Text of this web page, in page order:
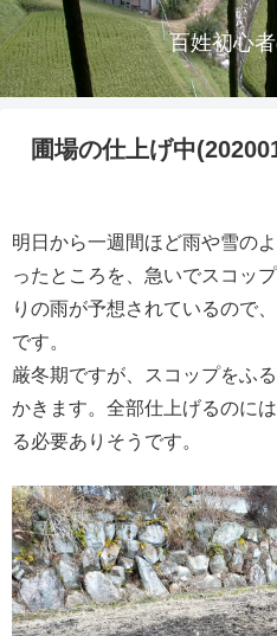
百姓初心
圃場の仕上げ中
明日から一週間ほど雨や雪の
ったところを、急いでスコッ
りの雨が予想されているので
です。
厳冬期ですが、スコップをふ
かきます。全部仕上げるのに
る必要ありそうです。